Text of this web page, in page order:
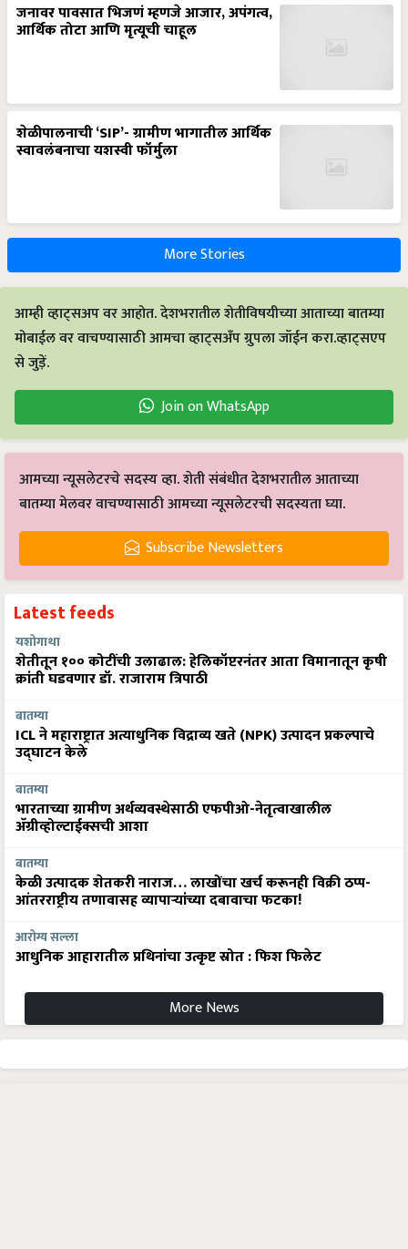
जनावर पावसात भिजणं म्हणजे आजार, अपंगत्व,
आर्थिक तोटा आणि मृत्यूची चाहूल
शेळीपालनाची ‘SIP’- ग्रामीण भागातील आर्थिक
स्वावलंबनाचा यशस्वी फॉर्मुला
More Stories
आम्ही व्हाट्सअप वर आहोत. देशभरातील शेतीविषयीच्या आताच्या बातम्या
मोबाईल वर वाचण्यासाठी आमचा व्हाट्सअँप ग्रुपला जॉईन करा.व्हाट्सएप
से जुड़ें.
Join on WhatsApp
आमच्या न्यूसलेटरचे सदस्य व्हा. शेती संबंधीत देशभरातील आताच्या
बातम्या मेलवर वाचण्यासाठी आमच्या न्यूसलेटरची सदस्यता घ्या.
Subscribe Newsletters
Latest feeds
यशोगाथा
शेतीतून १०० कोटींची उलाढाल: हेलिकॉप्टरनंतर आता विमानातून कृषी
क्रांती घडवणार डॉ. राजाराम त्रिपाठी
बातम्या
ICL ने महाराष्ट्रात अत्याधुनिक विद्राव्य खते (NPK) उत्पादन प्रकल्पाचे
उद्घाटन केले
बातम्या
भारताच्या ग्रामीण अर्थव्यवस्थेसाठी एफपीओ-नेतृत्वाखालील
अ‍ॅग्रीव्होल्टाईक्सची आशा
बातम्या
केळी उत्पादक शेतकरी नाराज… लाखोंचा खर्च करूनही विक्री ठप्प-
आंतरराष्ट्रीय तणावासह व्यापाऱ्यांच्या दबावाचा फटका!
आरोग्य सल्ला
आधुनिक आहारातील प्रथिनांचा उत्कृष्ट स्रोत : फिश फिलेट
More News